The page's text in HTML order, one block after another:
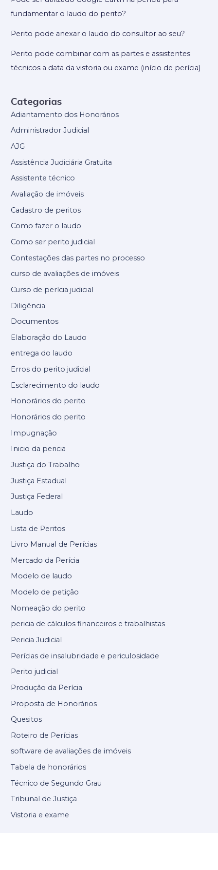
fundamentar o laudo do perito?
Perito pode anexar o laudo do consultor ao seu?
Perito pode combinar com as partes e assistentes
técnicos a data da vistoria ou exame (início de perícia)
Categorias
Adiantamento dos Honorários
Administrador Judicial
AJG
Assistência Judiciária Gratuita
Assistente técnico
Avaliação de imóveis
Cadastro de peritos
Como fazer o laudo
Como ser perito judicial
Contestações das partes no processo
curso de avaliações de imóveis
Curso de perícia judicial
Diligência
Documentos
Elaboração do Laudo
entrega do laudo
Erros do perito judicial
Esclarecimento do laudo
Honorários do perito
Honorários do perito
Impugnação
Inicio da pericia
Justiça do Trabalho
Justiça Estadual
Justiça Federal
Laudo
Lista de Peritos
Livro Manual de Perícias
Mercado da Perícia
Modelo de laudo
Modelo de petição
Nomeação do perito
pericia de cálculos financeiros e trabalhistas
Pericia Judicial
Perícias de insalubridade e periculosidade
Perito judicial
Produção da Perícia
Proposta de Honorários
Quesitos
Roteiro de Perícias
software de avaliações de imóveis
Tabela de honorários
Técnico de Segundo Grau
Tribunal de Justiça
Vistoria e exame